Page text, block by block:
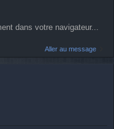
dans votre navigateur...
Aller au message